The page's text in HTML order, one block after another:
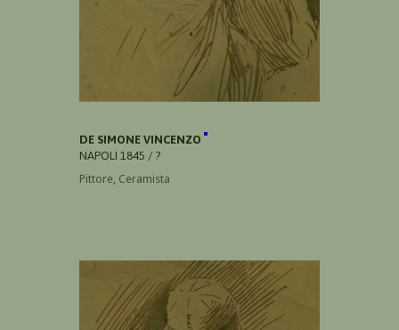
DE SIMONE VINCENZO
NAPOLI 1845 / ?
Pittore, Ceramista